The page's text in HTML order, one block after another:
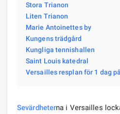
Stora Trianon
Liten Trianon
Marie Antoinettes by
Kungens trädgård
Kungliga tennishallen
Saint Louis katedral
Versailles resplan för 1 dag
Sevärdheterna i Versailles